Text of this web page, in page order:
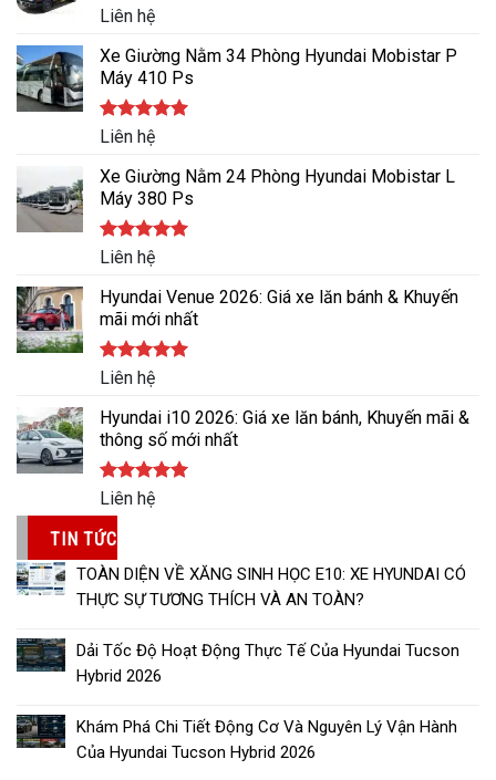
Liên hệ
Xe Giường Nằm 34 Phòng Hyundai Mobistar P
Máy 410 Ps
Được xếp
5.00
5 sao
Liên hệ
Xe Giường Nằm 24 Phòng Hyundai Mobistar L
Máy 380 Ps
Được xếp
5.00
5 sao
Liên hệ
Hyundai Venue 2026: Giá xe lăn bánh & Khuyến
mãi mới nhất
Được xếp
5.00
5 sao
Liên hệ
Hyundai i10 2026: Giá xe lăn bánh, Khuyến mãi &
thông số mới nhất
Được xếp
hạng
5.00
5 sao
Liên hệ
TIN TỨC
TOÀN DIỆN VỀ XĂNG SINH HỌC E10: XE HYUNDAI CÓ
THỰC SỰ TƯƠNG THÍCH VÀ AN TOÀN?
Dải Tốc Độ Hoạt Động Thực Tế Của Hyundai Tucson
Hybrid 2026
Khám Phá Chi Tiết Động Cơ Và Nguyên Lý Vận Hành
Của Hyundai Tucson Hybrid 2026